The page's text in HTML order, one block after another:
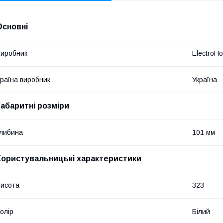
виробник Україна
розміри
101 мм
характеристики
323
Білий